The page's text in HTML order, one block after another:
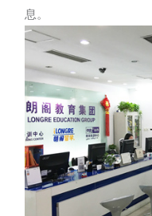
息。